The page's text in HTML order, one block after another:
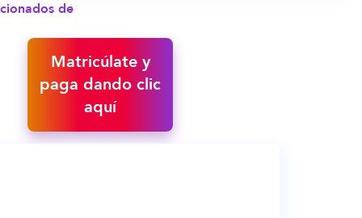
de
Matricúlate y
paga dando clic
aquí